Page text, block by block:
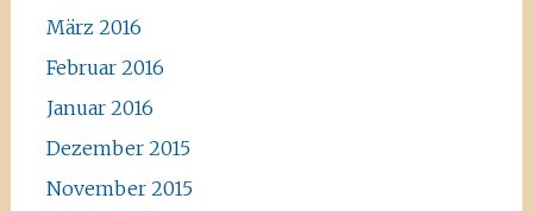
März 2016
Februar 2016
Januar 2016
Dezember 2015
November 2015